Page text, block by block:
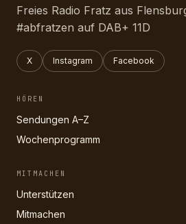
Freies Radio Fratz aus
#abfratzen auf DAB+ 11D
X Instagram Facebook
HÖREN
Sendungen A–Z
Wochenprogramm
MITMACHEN
Unterstützen
Mitmachen